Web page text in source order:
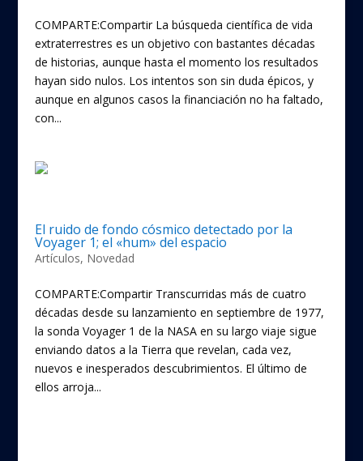
COMPARTE:Compartir La búsqueda científica de vida
extraterrestres es un objetivo con bastantes décadas
de historias, aunque hasta el momento los resultados
hayan sido nulos. Los intentos son sin duda épicos, y
aunque en algunos casos la financiación no ha faltado,
con...
El ruido de fondo cósmico detectado por la
Voyager 1; el «hum» del espacio
Artículos, Novedad
COMPARTE:Compartir Transcurridas más de cuatro
décadas desde su lanzamiento en septiembre de 1977,
la sonda Voyager 1 de la NASA en su largo viaje sigue
enviando datos a la Tierra que revelan, cada vez,
nuevos e inesperados descubrimientos. El último de
ellos arroja...